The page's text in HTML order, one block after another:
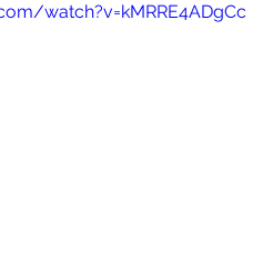
watch?v=kMRRE4ADgCc